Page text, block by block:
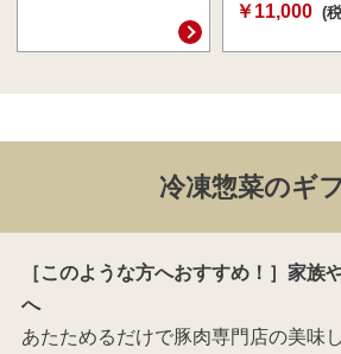
￥11,000 (
冷凍惣菜のギ
［このような方へおすすめ！］家族
へ
あたためるだけで豚肉専門店の美味